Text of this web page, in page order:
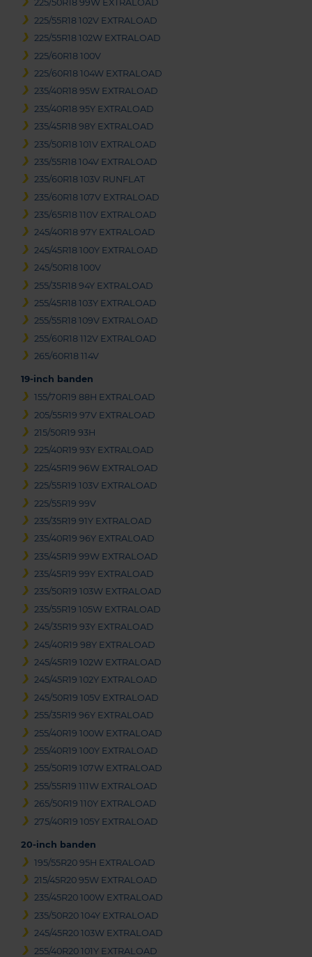
225/50R18 99W EXTRALOAD
225/55R18 102V EXTRALOAD
225/55R18 102W EXTRALOAD
225/60R18 100V
225/60R18 104W EXTRALOAD
235/40R18 95W EXTRALOAD
235/40R18 95Y EXTRALOAD
235/45R18 98Y EXTRALOAD
235/50R18 101V EXTRALOAD
235/55R18 104V EXTRALOAD
235/60R18 103V RUNFLAT
235/60R18 107V EXTRALOAD
235/65R18 110V EXTRALOAD
245/40R18 97Y EXTRALOAD
245/45R18 100Y EXTRALOAD
245/50R18 100V
255/35R18 94Y EXTRALOAD
255/45R18 103Y EXTRALOAD
255/55R18 109V EXTRALOAD
255/60R18 112V EXTRALOAD
265/60R18 114V
19-inch banden
155/70R19 88H EXTRALOAD
205/55R19 97V EXTRALOAD
215/50R19 93H
225/40R19 93Y EXTRALOAD
225/45R19 96W EXTRALOAD
225/55R19 103V EXTRALOAD
225/55R19 99V
235/35R19 91Y EXTRALOAD
235/40R19 96Y EXTRALOAD
235/45R19 99W EXTRALOAD
235/45R19 99Y EXTRALOAD
235/50R19 103W EXTRALOAD
235/55R19 105W EXTRALOAD
245/35R19 93Y EXTRALOAD
245/40R19 98Y EXTRALOAD
245/45R19 102W EXTRALOAD
245/45R19 102Y EXTRALOAD
245/50R19 105V EXTRALOAD
255/35R19 96Y EXTRALOAD
255/40R19 100W EXTRALOAD
255/40R19 100Y EXTRALOAD
255/50R19 107W EXTRALOAD
255/55R19 111W EXTRALOAD
265/50R19 110Y EXTRALOAD
275/40R19 105Y EXTRALOAD
20-inch banden
195/55R20 95H EXTRALOAD
215/45R20 95W EXTRALOAD
235/45R20 100W EXTRALOAD
235/50R20 104Y EXTRALOAD
245/45R20 103W EXTRALOAD
255/40R20 101Y EXTRALOAD